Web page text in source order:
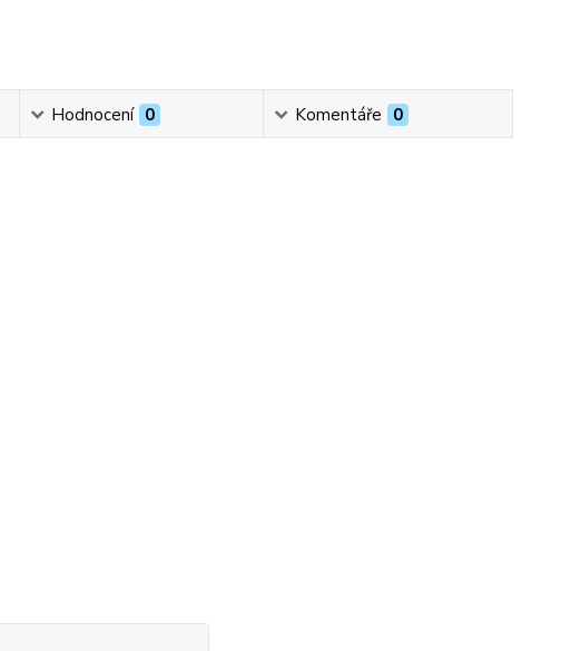
Hodnocení 0 Komentáře 0